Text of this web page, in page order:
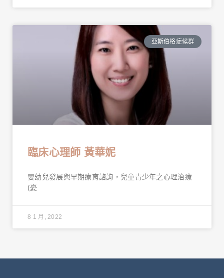
亞斯伯格症候群
臨床心理師 黃華妮
嬰幼兒發展與早期療育諮詢，兒童青少年之心理治療
(憂
8 1 月, 2022